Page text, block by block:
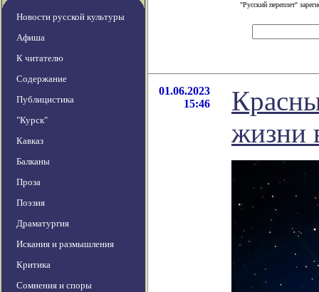
Новости русской культуры
Афиша
К читателю
Содержание
Публицистика
"Курск"
Кавказ
Балканы
Проза
Поэзия
Драматургия
Искания и размышления
Критика
Сомнения и споры
"Русский переплет"
01.06.2023
15:46
жизни